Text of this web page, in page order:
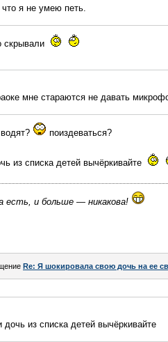
я не умею петь.
скрывали
мне стараются не давать
поиздеваться?
из списка детей вычёркивайте
есть, и больше — никакова!
Re: Я шокировала свою дочь на ее
дочь из списка детей вычёркивайте